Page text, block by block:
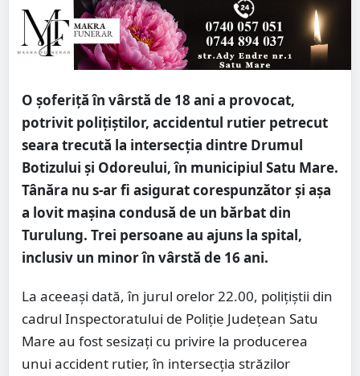
O șoferiță în vârstă de 18 ani a provocat,
potrivit polițiștilor, accidentul rutier petrecut
seara trecută la intersecția dintre Drumul
Botizului și Odoreului, în municipiul Satu Mare.
Tânăra nu s-ar fi asigurat corespunzător și așa
a lovit mașina condusă de un bărbat din
Turulung. Trei persoane au ajuns la spital,
inclusiv un minor în vârstă de 16 ani.
La aceeași dată, în jurul orelor 22.00, polițiștii din
cadrul Inspectoratului de Poliție Județean Satu
Mare au fost sesizați cu privire la producerea
unui accident rutier, în intersecția străzilor